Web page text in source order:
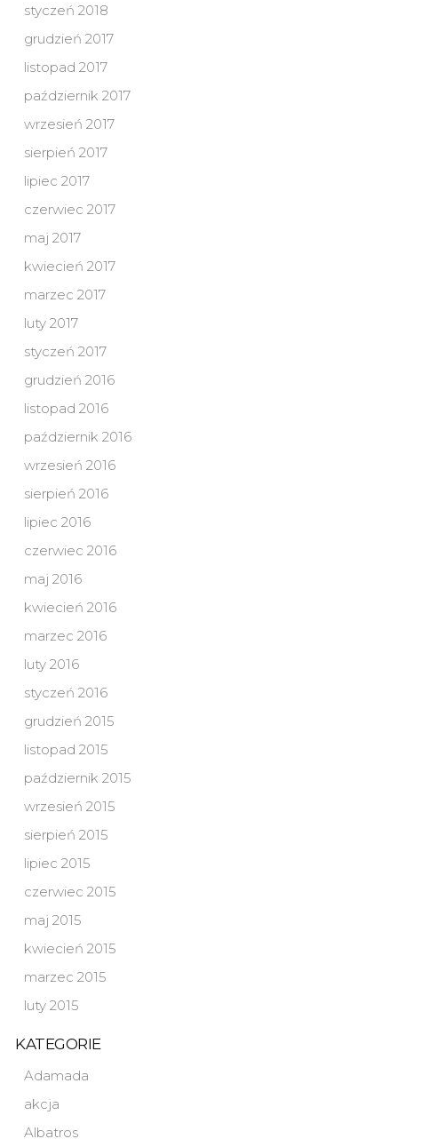
styczeń 2018
grudzień 2017
listopad 2017
październik 2017
wrzesień 2017
sierpień 2017
lipiec 2017
czerwiec 2017
maj 2017
kwiecień 2017
marzec 2017
luty 2017
styczeń 2017
grudzień 2016
listopad 2016
październik 2016
wrzesień 2016
sierpień 2016
lipiec 2016
czerwiec 2016
maj 2016
kwiecień 2016
marzec 2016
luty 2016
styczeń 2016
grudzień 2015
listopad 2015
październik 2015
wrzesień 2015
sierpień 2015
lipiec 2015
czerwiec 2015
maj 2015
kwiecień 2015
marzec 2015
luty 2015
KATEGORIE
Adamada
akcja
Albatros